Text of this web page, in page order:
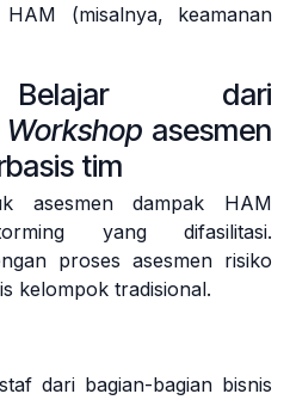
(misalnya, keamanan
dari
Workshop asesmen
tim
asesmen dampak HAM
yang difasilitasi.
proses asesmen risiko
kelompok tradisional.
dari bagian-bagian bisnis